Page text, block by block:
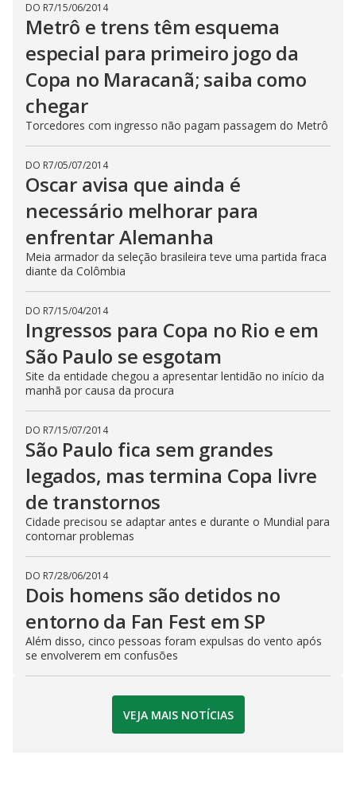
DO R7/15/06/2014
Metrô e trens têm esquema
especial para primeiro jogo da
Copa no Maracanã; saiba como
chegar
Torcedores com ingresso não pagam passagem do Metrô
DO R7/05/07/2014
Oscar avisa que ainda é
necessário melhorar para
enfrentar Alemanha
Meia armador da seleção brasileira teve uma partida fraca
diante da Colômbia
DO R7/15/04/2014
Ingressos para Copa no Rio e em
São Paulo se esgotam
Site da entidade chegou a apresentar lentidão no início da
manhã por causa da procura
DO R7/15/07/2014
São Paulo fica sem grandes
legados, mas termina Copa livre
de transtornos
Cidade precisou se adaptar antes e durante o Mundial para
contornar problemas
DO R7/28/06/2014
Dois homens são detidos no
entorno da Fan Fest em SP
Além disso, cinco pessoas foram expulsas do vento após
se envolverem em confusões
VEJA MAIS NOTÍCIAS